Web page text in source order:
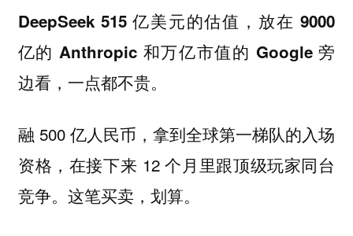
DeepSeek 515 亿美元的估值，放在 9000
亿的 Anthropic 和万亿市值的 Google 旁
边看，一点都不贵。
融 500 亿人民币，拿到全球第一梯队的入场
资格，在接下来 12 个月里跟顶级玩家同台
竞争。这笔买卖，划算。